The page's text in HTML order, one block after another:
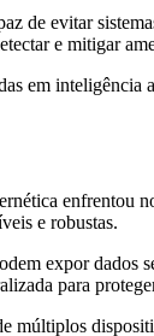
de evitar
e mitigar
em
e robustas.
expor
para
múltiplos